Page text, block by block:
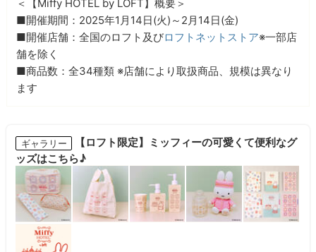
＜【Miffy HOTEL by LOFT】概要＞
■開催期間：2025年1月14日(火)～2月14日(金)
■開催店舗：全国のロフト及びロフトネットストア※一部店
舗を除く
■商品数：全34種類 ※店舗により取扱商品、規模は異なり
ます
ギャラリー
【ロフト限定】ミッフィーの可愛くて便利なグ
ッズはこちら♪